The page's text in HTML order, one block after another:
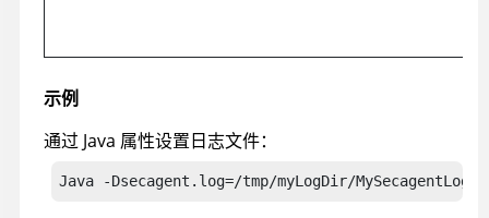
示例
通过 Java 属性设置日志文件：
Java -Dsecagent.log=/tmp/myLogDir/